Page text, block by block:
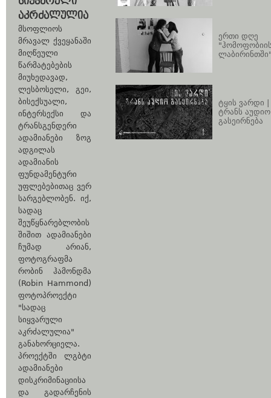
ᲐᲙᲠᲫᲐᲚᲣᲚᲘᲐ
მსოფლიოს
მრავალ ქვეყანაში
მიღწეული
წარმატებების
მიუხედავად,
ლესბოსელი, გეი,
ბისექსუალი,
ინტერსექსი და
ტრანსგენდერი
ადამიანები ზოგ
ადგილას
ადამიანის
ფუნდამენტური
უფლებებითაც ვერ
სარგებლობენ. იქ,
სადაც
შეუწყნარებლობის
შიშით ადამიანები
ჩუმად არიან,
ფოტოგრაფმა
რობინ ჰამონდმა
(Robin Hammond)
ფოტოპროექტი
"სადაც
სიყვარული
აკრძალულია"
განახორციელა.
პროექტში ლგბტი
ადამიანები
დისკრიმინაციისა
და გადარჩენის
ერთი დღე
ტყის ვარდი |
ტრანს აუდიო
გასეირნება